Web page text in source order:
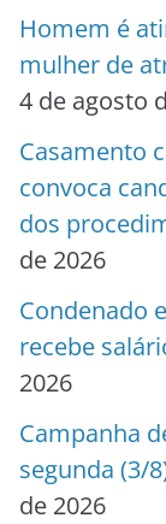
Homem é
mulher de
4 de agosto
Casamento
convoca
dos
de 2026
Condenado
recebe
2026
Campanha
segunda (3/
de 2026